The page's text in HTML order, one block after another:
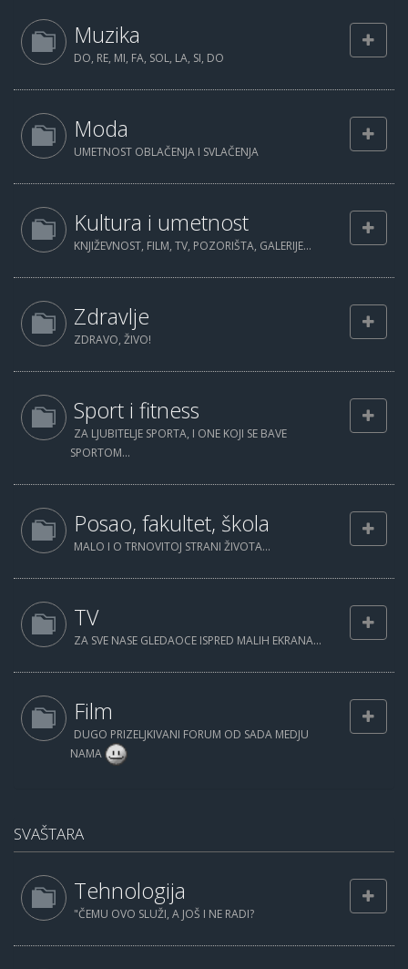
Muzika
DO, RE, MI, FA, SOL, LA, SI, DO
Moda
UMETNOST OBLAČENJA I SVLAČENJA
Kultura i umetnost
KNJIŽEVNOST, FILM, TV, POZORIŠTA, GALERIJE...
Zdravlje
ZDRAVO, ŽIVO!
Sport i fitness
ZA LJUBITELJE SPORTA, I ONE KOJI SE BAVE
SPORTOM...
Posao, fakultet, škola
MALO I O TRNOVITOJ STRANI ŽIVOTA...
TV
ZA SVE NASE GLEDAOCE ISPRED MALIH EKRANA...
Film
DUGO PRIZELJKIVANI FORUM OD SADA MEDJU
NAMA
SVAŠTARA
Tehnologija
"ČEMU OVO SLUŽI, A JOŠ I NE RADI?